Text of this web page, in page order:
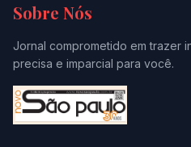
Sobre Nós
Jornal comprometido em trazer
precisa e imparcial para você.